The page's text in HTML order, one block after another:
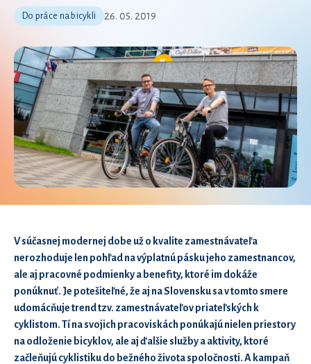
Do práce na bicykli 26. 05. 2019
V súčasnej modernej dobe už o kvalite zamestnávateľa
nerozhoduje len pohľad na výplatnú pásku jeho zamestnancov,
ale aj pracovné podmienky a benefity, ktoré im dokáže
ponúknuť. Je potešiteľné, že aj na Slovensku sa v tomto smere
udomácňuje trend tzv. zamestnávateľov priateľských k
cyklistom. Tí na svojich pracoviskách ponúkajú nielen priestory
na odloženie bicyklov, ale aj ďalšie služby a aktivity, ktoré
začleňujú cyklistiku do bežného života spoločnosti. A kampaň